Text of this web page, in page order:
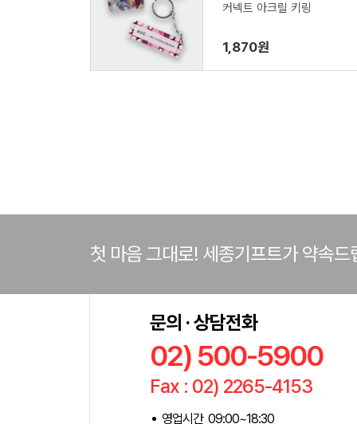
커넥트 아크릴 키링
1,870원
첫 마음 그대로! 세종기프트가 약속드
문의 · 상담전화
02) 500-5900
Fax : 02) 2265-4153
영업시간 09:00~18:30